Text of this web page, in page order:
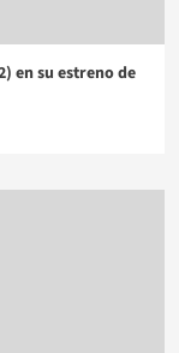
en su estreno de